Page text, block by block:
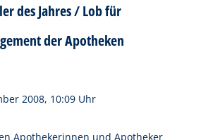
des Jahres / Lob für
der Apotheken
2008, 10:09 Uhr
Apothekerinnen und Apotheker